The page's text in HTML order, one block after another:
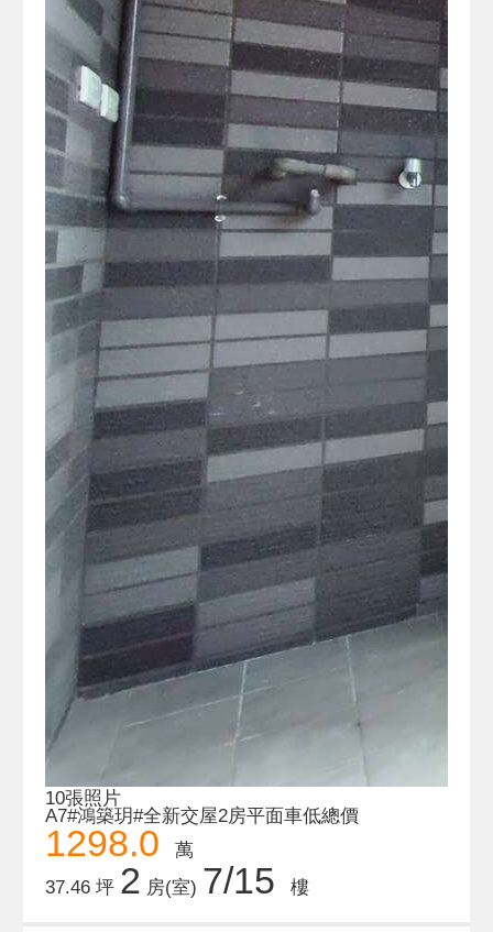
10張照片
A7#鴻築玥#全新交屋2房平面車低總價
1298.0
萬
37.46 坪 2 房(室) 7/15 樓